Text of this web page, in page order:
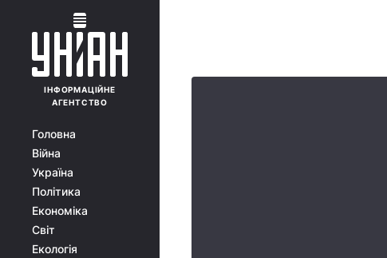
ІНФОРМАЦІЙНЕ
АГЕНТСТВО
Головна
Війна
Україна
Політика
Економіка
Світ
Екологія